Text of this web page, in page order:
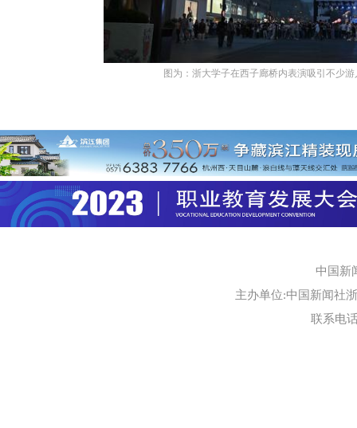
图为：浙大学子在西子廊桥内表演吸引不少
中国新
主办单位:中国新闻社
联系电